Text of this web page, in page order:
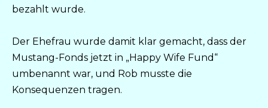
bezahlt wurde.
Der Ehefrau wurde damit klar gemacht, dass der
Mustang-Fonds jetzt in „Happy Wife Fund“
umbenannt war, und Rob musste die
Konsequenzen tragen.